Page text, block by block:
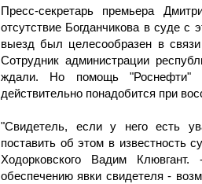
Пресс-секретарь премьера
отсутствие Богданчикова в суде с
выезд был целесообразен в
Сотрудник администрации
ждали. Но помощь "Роснефти"
действительно понадобится при
"Свидетель, если у него есть
поставить об этом в известность
Ходорковского Вадим
обеспечению явки свидетеля -